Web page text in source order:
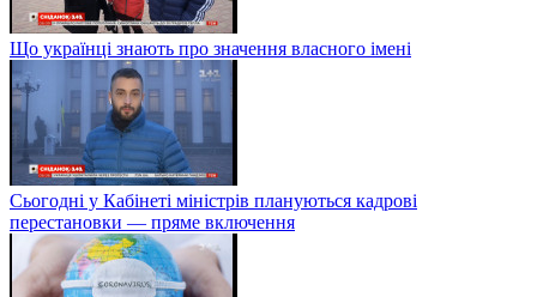
Що українці знають про значення власного імені
Сьогодні у Кабінеті міністрів плануються кадрові
перестановки — пряме включення